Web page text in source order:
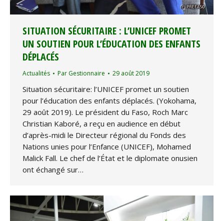
SITUATION SÉCURITAIRE : L’UNICEF PROMET
UN SOUTIEN POUR L’ÉDUCATION DES ENFANTS
DÉPLACÉS
Actualités Par Gestionnaire 29 août 2019
Situation sécuritaire: l’UNICEF promet un soutien
pour l’éducation des enfants déplacés. (Yokohama,
29 août 2019). Le président du Faso, Roch Marc
Christian Kaboré, a reçu en audience en début
d’après-midi le Directeur régional du Fonds des
Nations unies pour l’Enfance (UNICEF), Mohamed
Malick Fall. Le chef de l’État et le diplomate onusien
ont échangé sur…